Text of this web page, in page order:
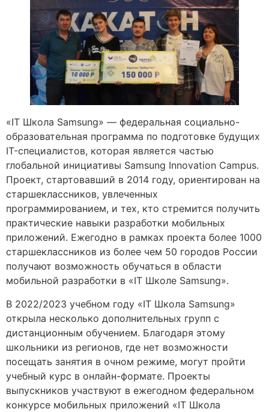
«IT Школа Samsung» — федеральная социально-
образовательная программа по подготовке будущих
IT-специалистов, которая является частью
глобальной инициативы Samsung Innovation Campus.
Проект, стартовавший в 2014 году, ориентирован на
старшеклассников, увлеченных
программированием, и тех, кто стремится получить
практические навыки разработки мобильных
приложений. Ежегодно в рамках проекта более 1000
старшеклассников из более чем 50 городов России
получают возможность обучаться в области
мобильной разработки в «IT Школе Samsung».
В 2022/2023 учебном году «IT Школа Samsung»
открыла несколько дополнительных групп с
дистанционным обучением. Благодаря этому
школьники из регионов, где нет возможности
посещать занятия в очном режиме, могут пройти
учебный курс в онлайн-формате. Проекты
выпускников участвуют в ежегодном федеральном
конкурсе мобильных приложений «IT Школа